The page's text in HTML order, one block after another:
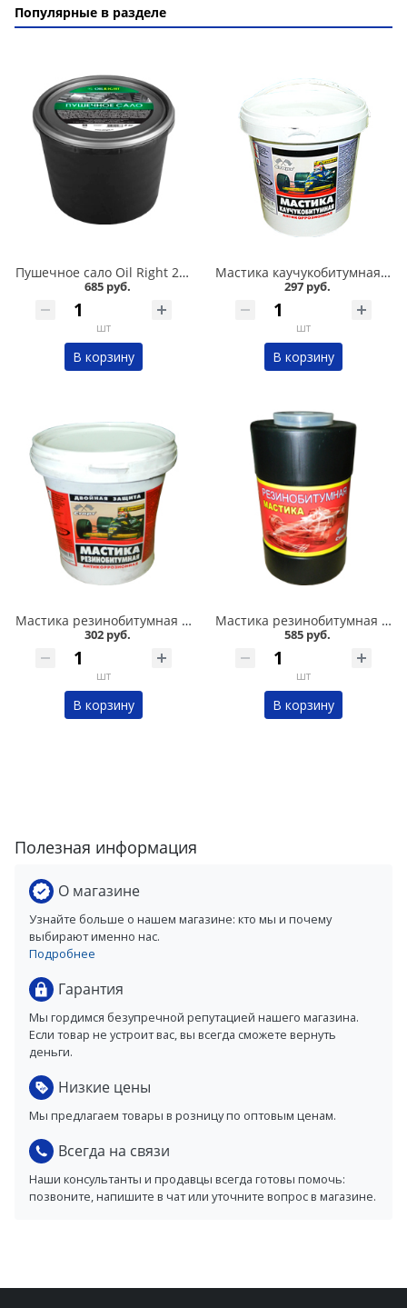
Популярные в разделе
Пушечное сало Oil Right 2 кг в Омске
685 руб.
шт
В корзину
Мастика каучукобитумная СТАРТ 1л в Омске
297 руб.
шт
В корзину
Мастика резинобитумная СТАРТ 1л в Омске
302 руб.
шт
В корзину
Мастика резинобитумная СТАРТ 1,8л в Омске
585 руб.
шт
В корзину
Полезная информация
О магазине
Узнайте больше о нашем магазине: кто мы и почему
выбирают именно нас.
Подробнее
Гарантия
Мы гордимся безупречной репутацией нашего магазина.
Если товар не устроит вас, вы всегда сможете вернуть
деньги.
Низкие цены
Мы предлагаем товары в розницу по оптовым ценам.
Всегда на связи
Наши консультанты и продавцы всегда готовы помочь:
позвоните, напишите в чат или уточните вопрос в магазине.